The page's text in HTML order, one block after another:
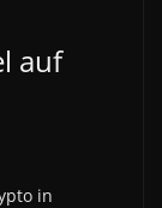
auf
in